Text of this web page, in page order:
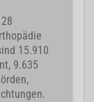
15.910
9.635